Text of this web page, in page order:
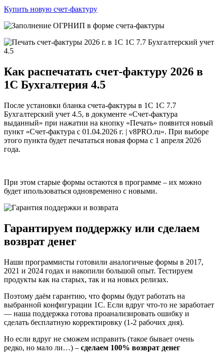
Купить новую счет-фактуру
Как распечатать счет-фактуру 2026 в
1C Бухгалтерия 4.5
После установки бланка счета-фактуры в 1C 1С 7.7
Бухгалтерский учет 4.5, в документе «Счет-фактура
выданный» при нажатии на кнопку «Печать» появится новый
пункт «Счет-фактура с 01.04.2026 г. | v8PRO.ru». При выборе
этого пункта будет печататься новая форма с 1 апреля 2026
года.
При этом старые формы остаются в программе – их можно
будет ипользоваться одновременно с новыми.
Гарантируем поддержку или сделаем
возврат денег
Наши программисты готовили аналогичные формы в 2017,
2021 и 2024 годах и накопили большой опыт. Тестируем
продукты как на старых, так и на новых релизах.
Поэтому даём гарантию, что формы будут работать на
выбранной конфигурации 1С. Если вдруг что-то не заработает
— наша поддержка готова проанализировать ошибку и
сделать бесплатную корректировку (1-2 рабочих дня).
Но если вдруг не сможем исправить (такое бывает очень
редко, но мало ли…) – сделаем 100% возврат денег